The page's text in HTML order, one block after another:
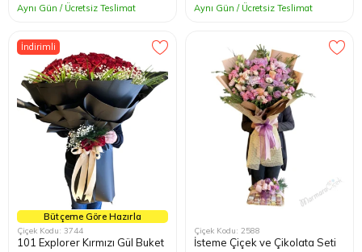
Aynı Gün / Ücretsiz Teslimat Aynı Gün / Ücretsiz Teslimat
İndirimli
Bütçeme Göre Hazırla
Çiçek Kodu: 3744
101 Explorer Kırmızı Gül Buket
Çiçek Kodu: 2588
İsteme Çiçek ve Çikolata Seti